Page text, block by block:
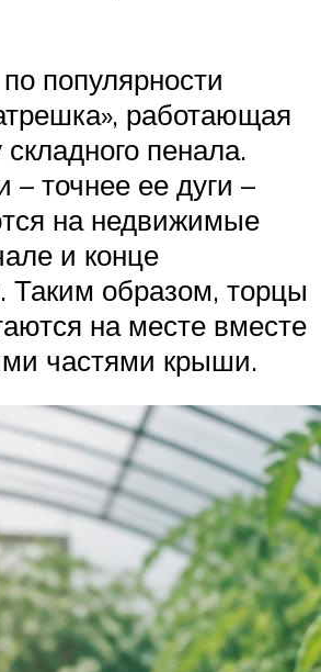
популярности
работающая
пенала.
точнее ее дуги –
на недвижимые
и конце
Таким образом, торцы
на месте вместе
частями крыши.